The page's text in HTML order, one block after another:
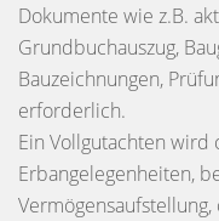
Dokumente wie z.B.
Grundbuchauszug,
Bauzeichnungen,
erforderlich.
Ein Vollgutachten wird
Erbangelegenheiten,